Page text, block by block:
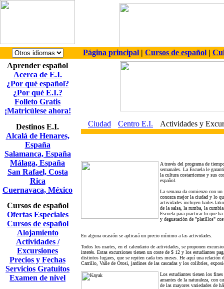
Página principal | Cursos de español |
Aprender español
Acerca de E.I.
¿Por qué español?
¿Por qué E.I.?
Folleto Gratis
¡Matricúlese ahora!
Destinos E.I.
Alcalá de Henares,
España
Salamanca, España
Málaga, España
San Rafael, Costa
Rica
Cuernavaca, México
Cursos de español
Ofertas Especiales
Cursos de español
Alojamiento
Actividades /
Excursiones
Precios y Fechas
Servicios Gratuitos
Examen de nivel
Ciudad Centro E.I. Actividades y
A través del programa de
semanales. La Escuela le
la cultura costarricense y sus
español.
La semana da comienzo con
conozca mejor la ciudad y lo
actividades incluyen bailes
de la salsa, la rumba, la
Escuela para practicar lo que
y degustación de "platillos"
En alguna ocasión se aplicará un precio mínimo a las actividades.
Todos los martes, en el calendario de actividades, se proponen
interés. Estas excursiones tienen un coste de $ 12 y los estudiantes
distintos lugares, que se repiten cada tres meses. He aquí una
Carrillo, Valle de Orosi, jardines de las cascadas y los colibríes,
Los estudiantes tienen los
amantes de la naturaleza, con
de las mayores variedades de